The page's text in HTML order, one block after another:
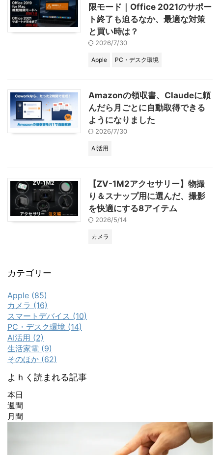
限モード｜Office 2021のサポー
ト終了も迫るなか、最適な対策
と買い時は？
2026/7/30
Apple PC・デスク環境
Amazonの領収書、Claudeに頼
んだら月ごとに自動取得できる
ようになりました
2026/7/30
AI活用
【ZV-1M2アクセサリー】物撮
り＆スナップ用に選んだ、撮影
を快適にする8アイテム
2026/5/14
カメラ
カテゴリー
Apple (85)
カメラ (16)
スマートデバイス (10)
PC・デスク環境 (14)
AI活用 (2)
生活家電 (9)
そのほか (62)
よｈく読まれる記事
本日
週間
月間